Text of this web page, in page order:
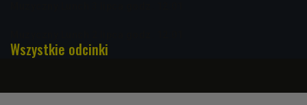
Wszystkie odcinki